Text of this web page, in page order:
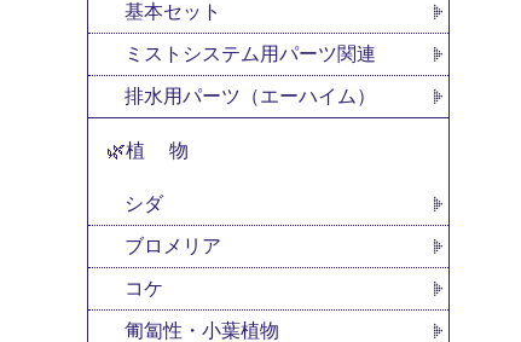
基本セット
ミストシステム用パーツ関連
排水用パーツ（エーハイム）
🌿植 物
シダ
ブロメリア
コケ
匍匐性・小葉植物